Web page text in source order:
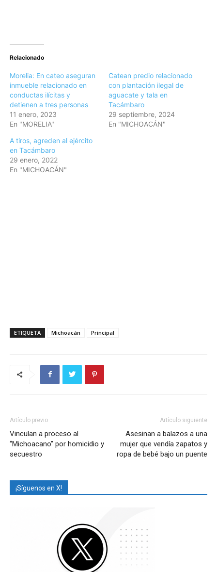
Relacionado
Morelia: En cateo aseguran
inmueble relacionado en
conductas ilícitas y
detienen a tres personas
11 enero, 2023
En "MORELIA"
Catean predio relacionado
con plantación ilegal de
aguacate y tala en
Tacámbaro
29 septiembre, 2024
En "MICHOACÁN"
A tiros, agreden al ejército
en Tacámbaro
29 enero, 2022
En "MICHOACÁN"
ETIQUETA Michoacán Principal
Artículo previo
Vinculan a proceso al
“Michoacano” por homicidio y
secuestro
Artículo siguiente
Asesinan a balazos a una
mujer que vendía zapatos y
ropa de bebé bajo un puente
¡Síguenos en X!